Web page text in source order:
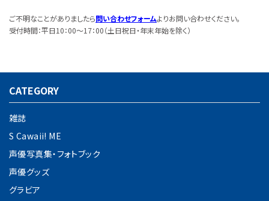
ご不明なことがありましたら問い合わせフォームよりお問い合わせください。
受付時間：平日10：00～17：00（土日祝日・年末年始を除く）
CATEGORY
雑誌
S Cawaii! ME
声優写真集・フォトブック
声優グッズ
グラビア